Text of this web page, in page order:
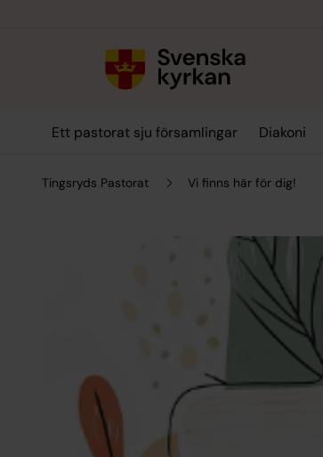
Ett pastorat sju församlingar Diakoni
Tingsryds Pastorat Vi finns här för dig!